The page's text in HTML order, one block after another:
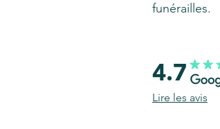
funérailles.
4.7
Lire les avis